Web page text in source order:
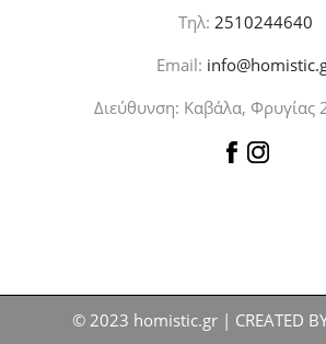
Τηλ: 2510244640
Email:
Διεύθυνση: Καβάλα, Φρυγίας
© 2023 homistic.gr | CREATED